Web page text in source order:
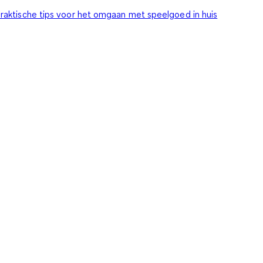
tips voor het omgaan met speelgoed in huis